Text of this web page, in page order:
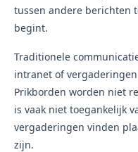
tussen andere berichten
begint.
Traditionele
intranet of
Prikborden worden niet
is vaak niet toegankelijk
vergaderingen vinden
zijn.